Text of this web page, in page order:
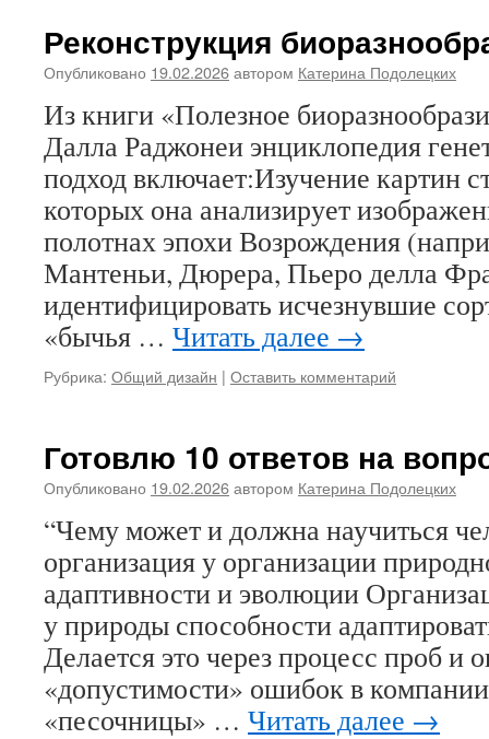
Реконструкция
Опубликовано 19.02.2026автором Катерина Подолецких
Из книги «Полезное
Далла Раджонеи энциклопедия
подход включает:Изучение картин
которых она анализирует
полотнах эпохи Возрождения
Мантеньи, Дюрера, Пьеро делла
идентифицировать исчезнувшие
«бычья … Читать далее →
Рубрика: Общий дизайн | Оставить комментарий
Готовлю 10 ответов на
Опубликовано 19.02.2026автором Катерина Подолецких
“Чему может и должна научиться
организация у организации
адаптивности и эволюции
у природы способности
Делается это через процесс проб и
«допустимости» ошибок в
«песочницы» … Читать далее →